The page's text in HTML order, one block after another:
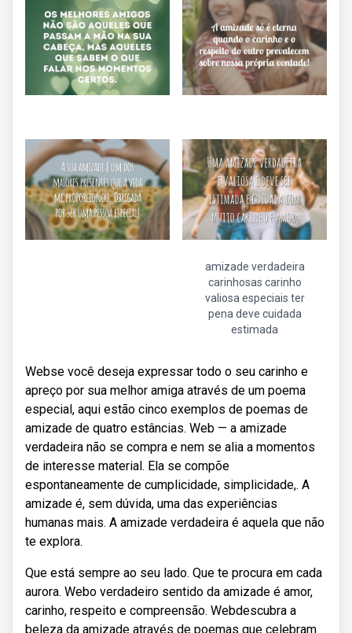
amizade verdadeira
carinhosas carinho
valiosa especiais ter
pena deve cuidada
estimada
Webse você deseja expressar todo o seu carinho e
apreço por sua melhor amiga através de um poema
especial, aqui estão cinco exemplos de poemas de
amizade de quatro estâncias. Web — a amizade
verdadeira não se compra e nem se alia a momentos
de interesse material. Ela se compõe
espontaneamente de cumplicidade, simplicidade,. A
amizade é, sem dúvida, uma das experiências
humanas mais. A amizade verdadeira é aquela que não
te explora.
Que está sempre ao seu lado. Que te procura em cada
aurora. Webo verdadeiro sentido da amizade é amor,
carinho, respeito e compreensão. Webdescubra a
beleza da amizade através de poemas que celebram